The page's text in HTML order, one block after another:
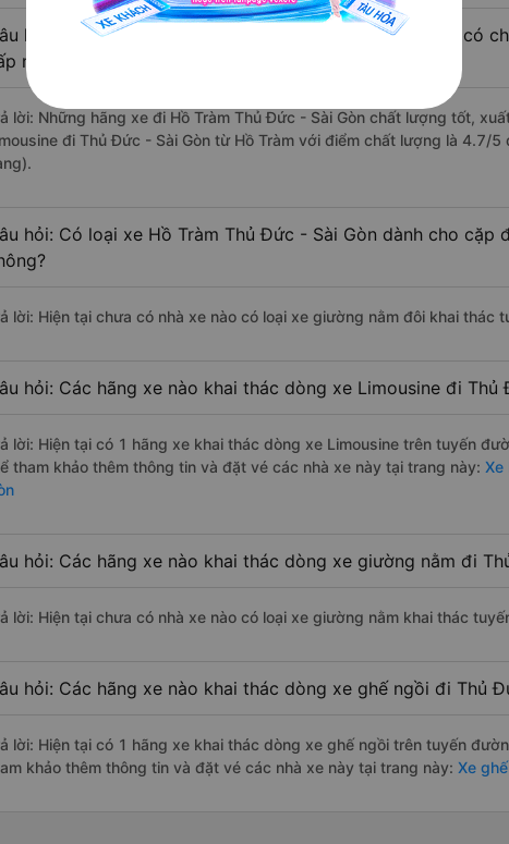
hỏi: Review xe đi Thủ Đức - Sài Gòn từ Hồ Tràm nào có
nhất?
lời: Những hãng xe đi Hồ Tràm Thủ Đức - Sài Gòn chất lượng tốt,
đi Thủ Đức - Sài Gòn từ Hồ Tràm với điểm chất lượng là 4.7/
hỏi: Có loại xe Hồ Tràm Thủ Đức - Sài Gòn dành cho cặp
lời: Hiện tại chưa có nhà xe nào có loại xe giường nằm đôi khai thác
hỏi: Các hãng xe nào khai thác dòng xe Limousine đi
lời: Hiện tại có 1 hãng xe khai thác dòng xe Limousine trên tuyến
tham khảo thêm thông tin và đặt vé các nhà xe này tại trang này: Xe
hỏi: Các hãng xe nào khai thác dòng xe giường nằm đi
lời: Hiện tại chưa có nhà xe nào có loại xe giường nằm khai thác
hỏi: Các hãng xe nào khai thác dòng xe ghế ngồi đi Thủ
lời: Hiện tại có 1 hãng xe khai thác dòng xe ghế ngồi trên tuyến
khảo thêm thông tin và đặt vé các nhà xe này tại trang này: Xe